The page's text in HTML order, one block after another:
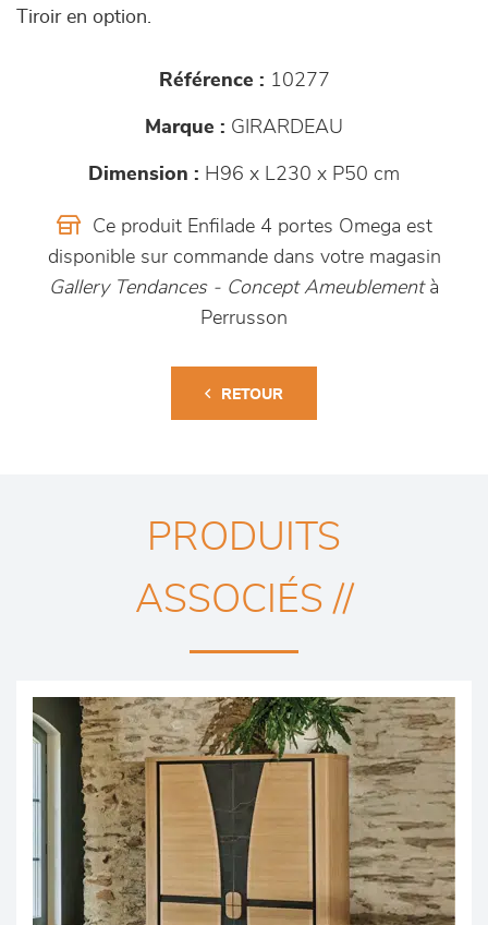
Tiroir en option.
Référence : 10277
Marque : GIRARDEAU
Dimension : H96 x L230 x P50 cm
Ce produit Enfilade 4 portes Omega est
disponible sur commande dans votre magasin
Gallery Tendances - Concept Ameublement à
Perrusson
RETOUR
PRODUITS
ASSOCIÉS //